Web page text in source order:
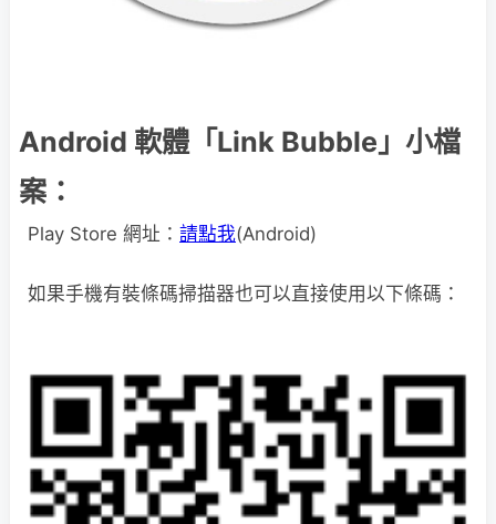
Android 軟體「Link Bubble」小檔
案：
Play Store 網址： 請點我(Android)
如果手機有裝條碼掃描器也可以直接使用以下條碼：